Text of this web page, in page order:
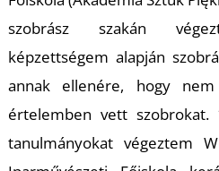
szobrász szakán
képzettségem alapján
annak ellenére, hogy nem
értelemben vett szobrokat.
tanulmányokat végeztem